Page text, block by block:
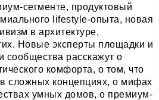
сегменте, продуктовый
lifestyle-опыта, новая
в архитектуре,
Новые эксперты площадки и
сообщества расскажут о
комфорта, о том, что
в сложных концепциях, о мифах
умных домов, о премиум-